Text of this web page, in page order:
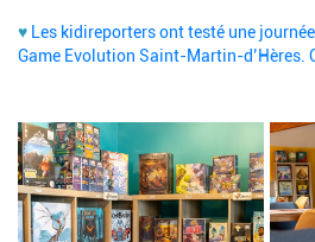
♥ Les kidireporters ont testé une
Game Evolution Saint-Martin-d’Hères.
Image